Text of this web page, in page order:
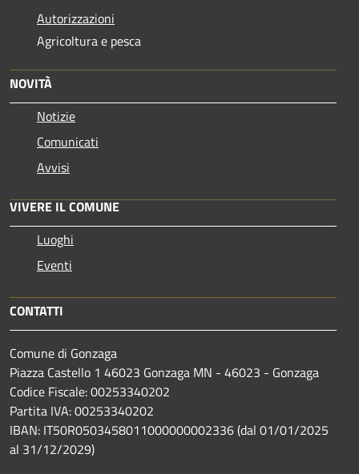
Autorizzazioni
Agricoltura e pesca
NOVITÀ
Notizie
Comunicati
Avvisi
VIVERE IL COMUNE
Luoghi
Eventi
CONTATTI
Comune di Gonzaga
Piazza Castello 1 46023 Gonzaga MN - 46023 - Gonzaga
Codice Fiscale: 00253340202
Partita IVA: 00253340202
IBAN: IT50R0503458011000000002336 (dal 01/01/2025
al 31/12/2029)